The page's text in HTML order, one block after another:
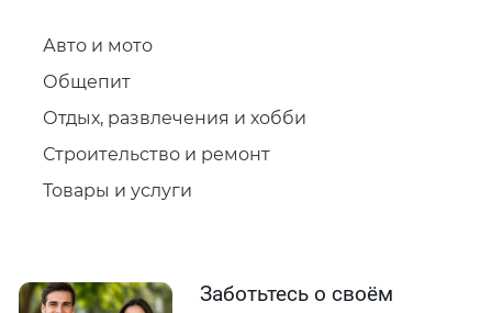
Авто и мото
Общепит
Отдых, развлечения и хобби
Строительство и ремонт
Товары и услуги
Заботьтесь о своём